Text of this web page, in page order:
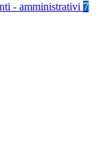
- amministrativi 7